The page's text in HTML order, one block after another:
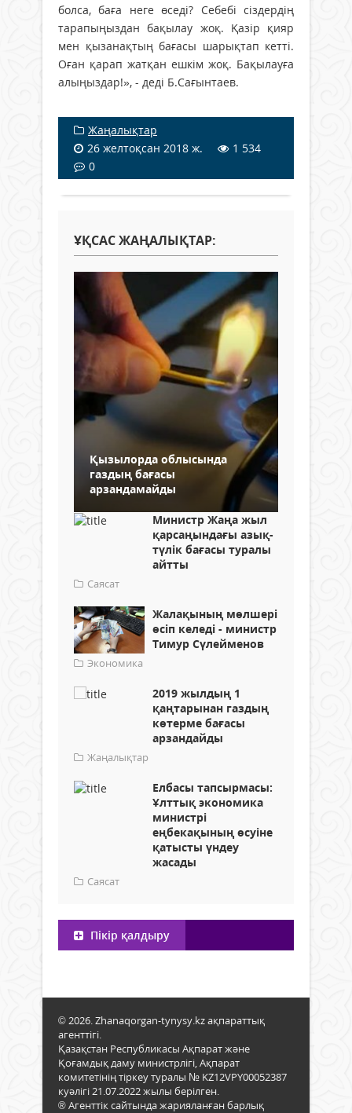
болса, баға неге өседі? Себебі сіздердің
тарапыңыздан бақылау жоқ. Қазір қияр
мен қызанақтың бағасы шарықтап кетті.
Оған қарап жатқан ешкім жоқ. Бақылауға
алыңыздар!», - деді Б.Сағынтаев.
Жаңалықтар
26 желтоқсан 2018 ж.
1 534
0
ҰҚСАС ЖАҢАЛЫҚТАР:
Қызылорда облысында
газдың бағасы
арзандамайды
Министр Жаңа жыл
қарсаңындағы азық-
түлік бағасы туралы
айтты
Саясат
Жалақының мөлшері
өсіп келеді - министр
Тимур Сүлейменов
Экономика
2019 жылдың 1
қаңтарынан газдың
көтерме бағасы
арзандайды
Жаңалықтар
Елбасы тапсырмасы:
Ұлттық экономика
министрі
еңбекақының өсуіне
қатысты үндеу
жасады
Саясат
Пікір қалдыру
© 2026. Zhanaqorgan-tynysy.kz ақпараттық
агенттігі.
Қазақстан Республикасы Ақпарат және
Қоғамдық даму министрлігі, Ақпарат
комитетінің тіркеу туралы № KZ12VPY00052387
куәлігі 21.07.2022 жылы берілген.
® Агенттік сайтында жарияланған барлық